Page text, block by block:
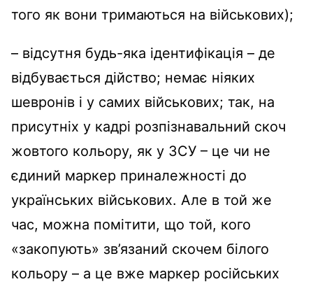
того як вони тримаються на військових);
– відсутня будь-яка ідентифікація – де
відбувається дійство; немає ніяких
шевронів і у самих військових; так, на
присутніх у кадрі розпізнавальний скоч
жовтого кольору, як у ЗСУ – це чи не
єдиний маркер приналежності до
українських військових. Але в той же
час, можна помітити, що той, кого
«закопують» зв’язаний скочем білого
кольору – а це вже маркер російських